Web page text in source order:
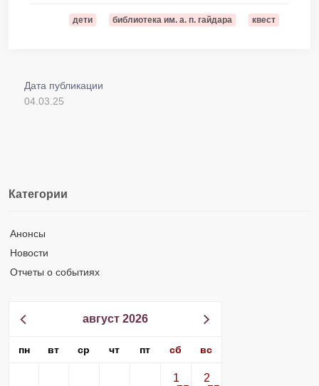
дети библиотека им. а. п. гайдара квест
Дата публикации
04.03.25
Категории
Анонсы
Новости
Отчеты о событиях
август 2026
пн вт ср чт пт сб вс
1 2